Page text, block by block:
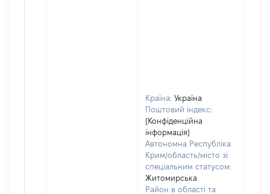
Країна: Україна
Поштовий індекс:
[Конфіденційна
інформація]
Автономна Республіка
Крим/область/місто зі
спеціальним статусом:
Житомирська
Район в області та